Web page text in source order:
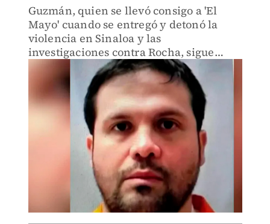
Guzmán, quien se llevó consigo a 'El
Mayo' cuando se entregó y detonó la
violencia en Sinaloa y las
investigaciones contra Rocha, sigue
negociando con fiscales tras haberse
declarado culpable.